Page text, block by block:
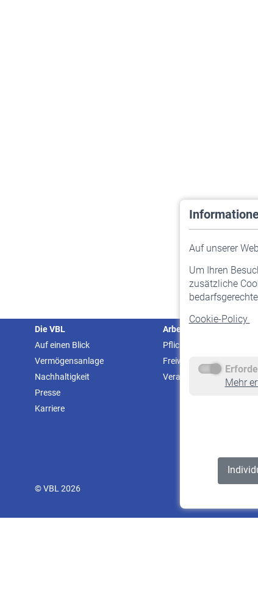
Auf unserer
Um Ihren
zusätzliche
Cookie-Policy
Mehr
Die VBL
Auf einen Blick
Vermögensanlage
Nachhaltigkeit
Presse
Karriere
Arbeitgeber
Pflichtversicherung
Freiwillige Versicherung
Veranstaltungen
© VBL 2026